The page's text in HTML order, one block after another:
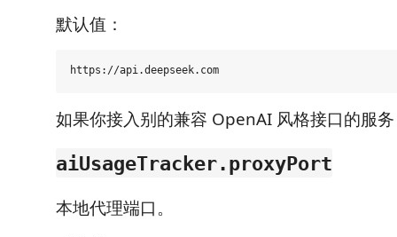
默认值：
如果你接入别的兼容 OpenAI 风格接口的服
aiUsageTracker.proxyPort
本地代理端口。